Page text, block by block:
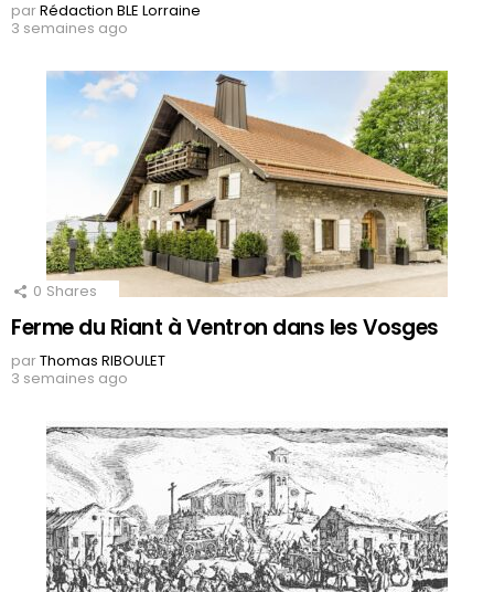
parRédaction BLE Lorraine
3 semaines ago
0 Shares
Ferme du Riant à Ventron dans les Vosges
parThomas RIBOULET
3 semaines ago